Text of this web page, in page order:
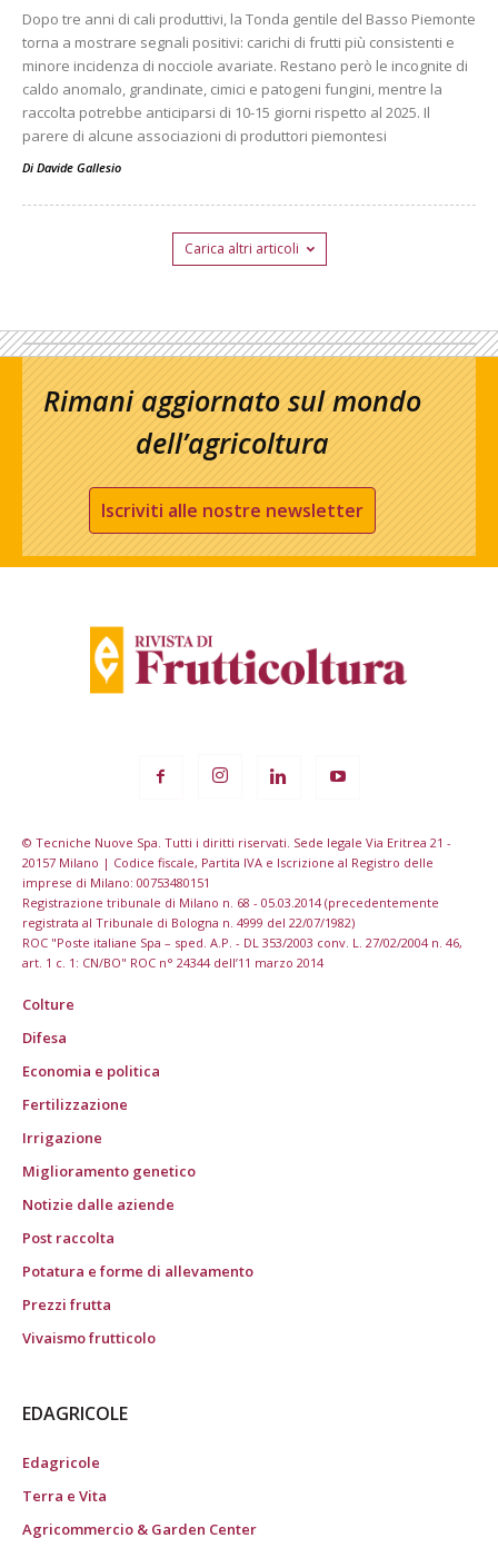
Dopo tre anni di cali produttivi, la Tonda gentile del Basso Piemonte
torna a mostrare segnali positivi: carichi di frutti più consistenti e
minore incidenza di nocciole avariate. Restano però le incognite di
caldo anomalo, grandinate, cimici e patogeni fungini, mentre la
raccolta potrebbe anticiparsi di 10-15 giorni rispetto al 2025. Il
parere di alcune associazioni di produttori piemontesi
Di Davide Gallesio
Carica altri articoli
Rimani aggiornato sul mondo
dell’agricoltura
Iscriviti alle nostre newsletter
© Tecniche Nuove Spa. Tutti i diritti riservati. Sede legale Via Eritrea 21 -
20157 Milano | Codice fiscale, Partita IVA e Iscrizione al Registro delle
imprese di Milano: 00753480151
Registrazione tribunale di Milano n. 68 - 05.03.2014 (precedentemente
registrata al Tribunale di Bologna n. 4999 del 22/07/1982)
ROC "Poste italiane Spa – sped. A.P. - DL 353/2003 conv. L. 27/02/2004 n. 46,
art. 1 c. 1: CN/BO" ROC n° 24344 dell’11 marzo 2014
Colture
Difesa
Economia e politica
Fertilizzazione
Irrigazione
Miglioramento genetico
Notizie dalle aziende
Post raccolta
Potatura e forme di allevamento
Prezzi frutta
Vivaismo frutticolo
EDAGRICOLE
Edagricole
Terra e Vita
Agricommercio & Garden Center